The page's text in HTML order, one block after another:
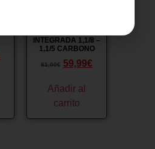
INTEGRADA 1,1/8 –
1,1/5 CARBONO
81,00€ 59,99€
Añadir al
carrito